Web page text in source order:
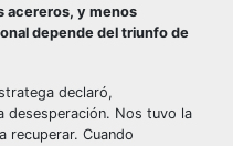
acereros, y menos
depende del triunfo de
declaró,
desesperación. Nos tuvo la
recuperar. Cuando